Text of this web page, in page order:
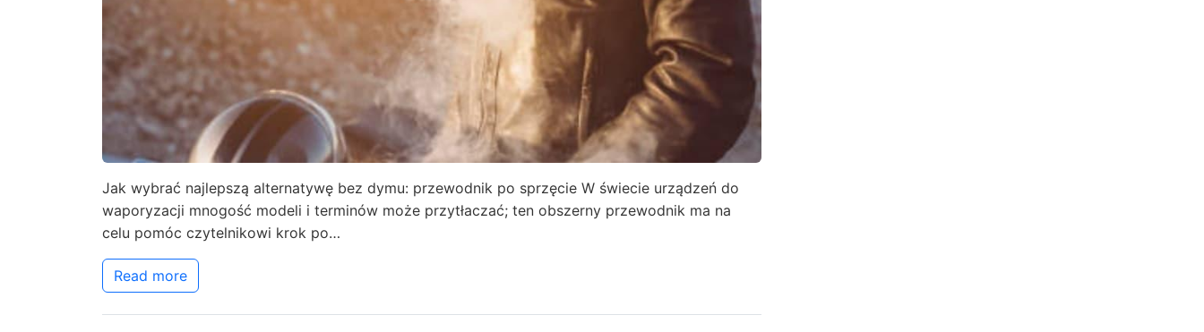
Jak wybrać najlepszą alternatywę bez dymu: przewodnik po sprzęcie W świecie urządzeń do
waporyzacji mnogość modeli i terminów może przytłaczać; ten obszerny przewodnik ma na
celu pomóc czytelnikowi krok po…
Read more